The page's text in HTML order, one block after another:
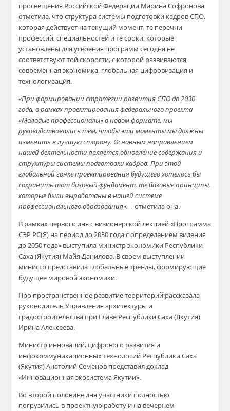
просвещения Российской Федерации Марина Софронова
отметила, что структура системы подготовки кадров СПО,
которая действует на текущий момент, те перечни
профессий, специальностей и те сроки, которые
установлены для усвоения программ сегодня не
соответствуют той скорости, с которой развиваются
современная экономика, глобальная цифровизация и
технологизация.
«При формировании стратегии развития СПО до 2030
года, в рамках проектирования федерального проекта
«Молодые профессионалы» в новом формате, мы
руководствовались тем, чтобы эти моменты мы должны
изменить в лучшую сторону. Основным направлением
нашей деятельности является обновление содержания и
структуры системы подготовки кадров. При этой
глобальной гонке проектирования будущего хотелось бы
сохранить тот базовый фундамент, те базовые принципы,
которые были выработаны в нашей системе
профессионального образования», – отметила она.
В рамках первого дня с визионерской лекцией «Программа
СЭР РС(Я) на период до 2030 года с определением видения
до 2050 года» выступила министр экономики Республики
Саха (Якутия) Майя Данилова. В своем выступлении
министр представила глобальные тренды, формирующие
будущее мировой экономики.
Про пространственное развитие территорий рассказала
руководитель Управления архитектуры и
градостроительства при Главе Республики Саха (Якутия)
Ирина Алексеева.
Министр инноваций, цифрового развития и
инфокоммуникационных технологий Республики Саха
(Якутия) Анатолий Семенов представил доклад
«Инновационная экосистема Якутии».
Во второй половине дня участники полностью
погрузились в проектную работу и на вечернем